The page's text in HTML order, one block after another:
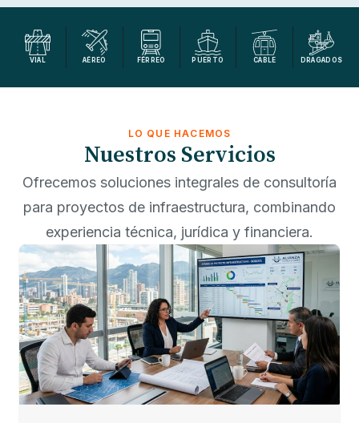
VIAL AÉREO FÉRREO PUERTO CABLE DRAGADOS
LO QUE HACEMOS
Nuestros Servicios
Ofrecemos soluciones integrales de consultoría
para proyectos de infraestructura, combinando
experiencia técnica, jurídica y financiera.